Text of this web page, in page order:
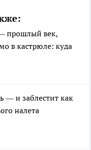
прошлый век,
в кастрюле: куда
— и заблестит как
налета